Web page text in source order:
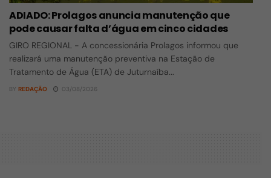
ADIADO: Prolagos anuncia manutenção que
pode causar falta d’água em cinco cidades
GIRO REGIONAL - A concessionária Prolagos informou que
realizará uma manutenção preventiva na Estação de
Tratamento de Água (ETA) de Juturnaíba...
BY REDAÇÃO 03/08/2026